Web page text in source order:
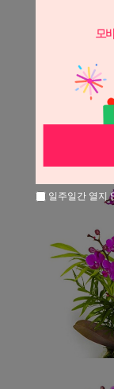
일주일간 열지